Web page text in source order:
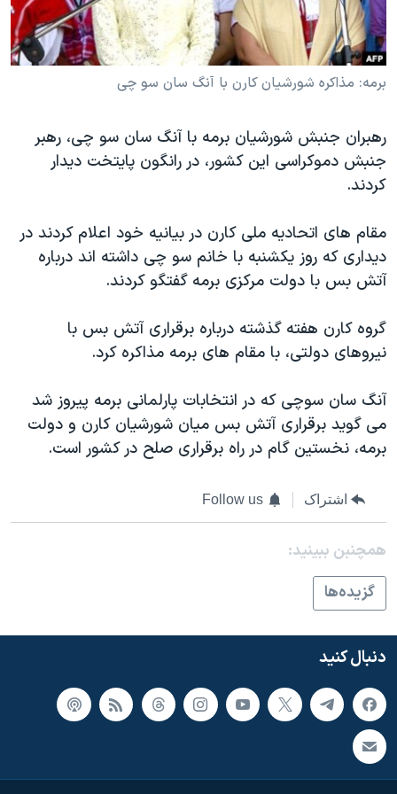
فرهنگ و زندگی
حقوق شهروندی
اقتصادی
اسرائیل در جنگ
مستندها
انتخابات ریاست جمهوری آمریکا ۲۰۲۴
حمله جمهوری اسلامی به اسرائیل
ورزش زنان در ایران
تریبونال مردمی آبان ۹۸
دادگاه حمید نوری
قانون شفافیت دارائی کادر رهبری ایران
اسرائیل در جنگ
نرگس محمدی برنده جایزه نوبل صلح
همایش محافظه‌کاران آمریکا «سی‌پک»
صفحه‌های ویژه
سفر پرزیدنت ترامپ به چین
دنبال کنید
زبانهای مختلف
برمه: مذاکره شورشيان کارن با آنگ سان سو چی
رهبران جنبش شورشيان برمه با آنگ سان سو چی، رهبر
جنبش دموکراسی اين کشور، در رانگون پايتخت ديدار
کردند.
مقام های اتحاديه ملی کارن در بيانيه خود اعلام کردند در
ديداری که روز يکشنبه با خانم سو چی داشته اند درباره
آتش بس با دولت مرکزی برمه گفتگو کردند.
گروه کارن هفته گذشته درباره برقراری آتش بس با
نيروهای دولتی، با مقام های برمه مذاکره کرد.
آنگ سان سوچی که در انتخابات پارلمانی برمه پيروز شد
می گويد برقراری آتش بس ميان شورشيان کارن و دولت
برمه، نخستين گام در راه برقراری صلح در کشور است.
اشتراک Follow us
همچنبن ببینید:
گزيده‌ها
دنبال کنید